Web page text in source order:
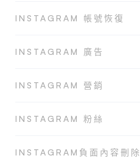
INSTAGRAM 帳號恢復
INSTAGRAM 廣告
INSTAGRAM 營銷
INSTAGRAM 粉絲
INSTAGRAM負面內容刪除